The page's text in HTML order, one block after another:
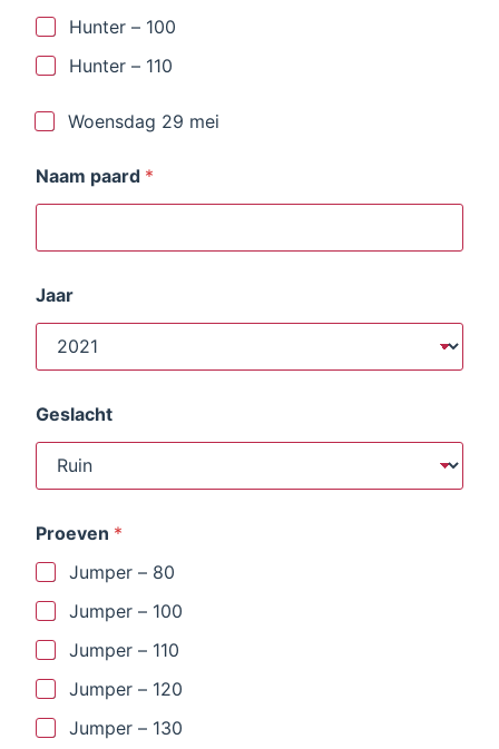
Hunter – 100
Hunter – 110
D
e
2
Woensdag 29 mei
Naam paard *
Jaar
Geslacht
Proeven *
Jumper – 80
Jumper – 100
Jumper – 110
Jumper – 120
Jumper – 130